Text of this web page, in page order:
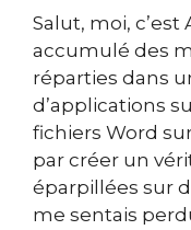
Salut, moi, c’est
accumulé des
réparties dans
d’applications
fichiers Word
par créer un
éparpillées sur
me sentais